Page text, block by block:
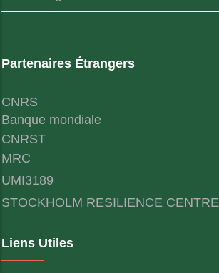
Partenaires Étrangers
CNRS
Banque mondiale
CNRST
MRC
UMI3189
STOCKHOLM RESILIENCE CENTRE
Liens Utiles